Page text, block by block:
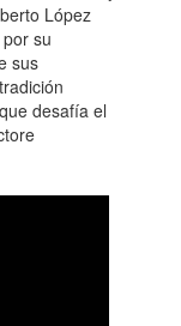
López
su
sus
desafía el